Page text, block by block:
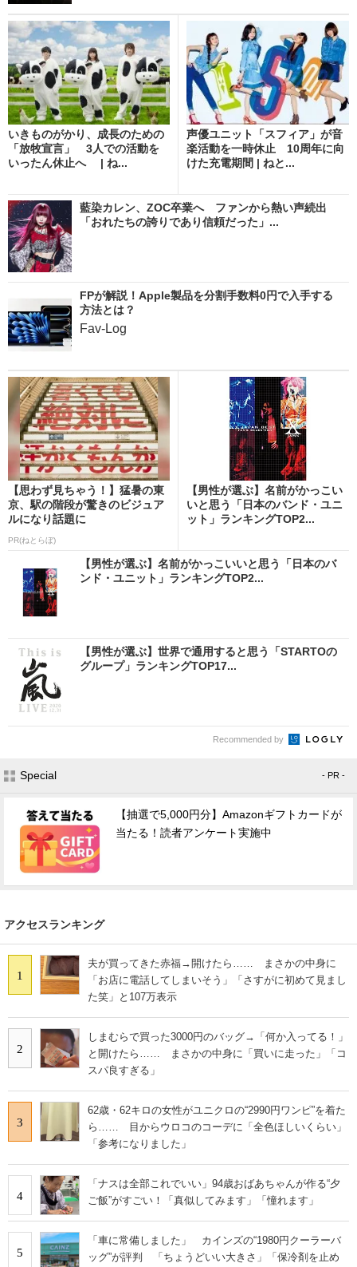
いきものがかり、成長のための
「放牧宣言」 3人での活動を
いったん休止へ | ね...
声優ユニット「スフィア」が音
楽活動を一時休止 10周年に向
けた充電期間 | ねと...
藍染カレン、ZOC卒業へ ファンから熱い声続出
「おれたちの誇りであり信頼だった」...
FPが解説！Apple製品を分割手数料0円で入手する
方法とは？
Fav-Log
【思わず見ちゃう！】猛暑の東
京、駅の階段が驚きのビジュア
ルになり話題に
PR(ねとらぼ)
【男性が選ぶ】名前がかっこい
いと思う「日本のバンド・ユニ
ット」ランキングTOP2...
【男性が選ぶ】名前がかっこいいと思う「日本のバ
ンド・ユニット」ランキングTOP2...
【男性が選ぶ】世界で通用すると思う「STARTOの
グループ」ランキングTOP17...
Recommended by
Special - PR -
【抽選で5,000円分】Amazonギフトカードが
当たる！読者アンケート実施中
アクセスランキング
1
夫が買ってきた赤福→開けたら…… まさかの中身に
「お店に電話してしまいそう」「さすがに初めて見まし
た笑」と107万表示
2
しまむらで買った3000円のバッグ→「何か入ってる！」
と開けたら…… まさかの中身に「買いに走った」「コ
スパ良すぎる」
3
62歳・62キロの女性がユニクロの“2990円ワンピ”を着た
ら…… 目からウロコのコーデに「全色ほしいくらい」
「参考になりました」
4
「ナスは全部これでいい」94歳おばあちゃんが作る“夕
ご飯”がすごい！「真似してみます」「憧れます」
5
「車に常備しました」 カインズの“1980円クーラーバ
ッグ”が評判 「ちょうどいい大きさ」「保冷剤を止め